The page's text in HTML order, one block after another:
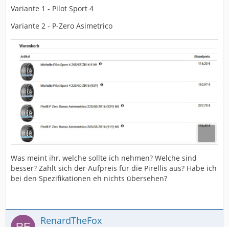
Variante 1 - Pilot Sport 4
Variante 2 - P-Zero Asimetrico
Was meint ihr, welche sollte ich nehmen? Welche sind
besser? Zahlt sich der Aufpreis für die Pirellis aus? Habe ich
bei den Spezifikationen eh nichts übersehen?
RenardTheFox